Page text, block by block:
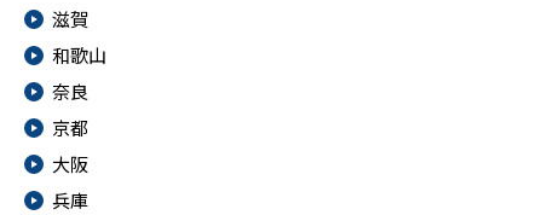
滋賀
和歌山
奈良
京都
大阪
兵庫